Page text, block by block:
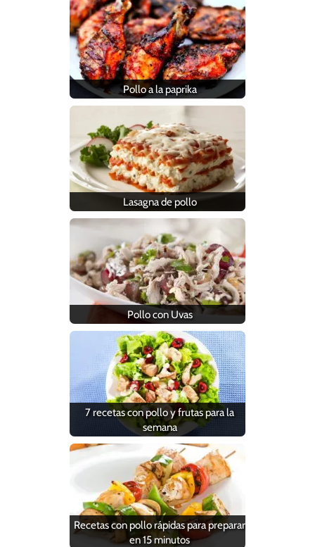
Pollo a la paprika
Lasagna de pollo
Pollo con Uvas
7 recetas con pollo y frutas para la
semana
Recetas con pollo rápidas para preparar
en 15 minutos